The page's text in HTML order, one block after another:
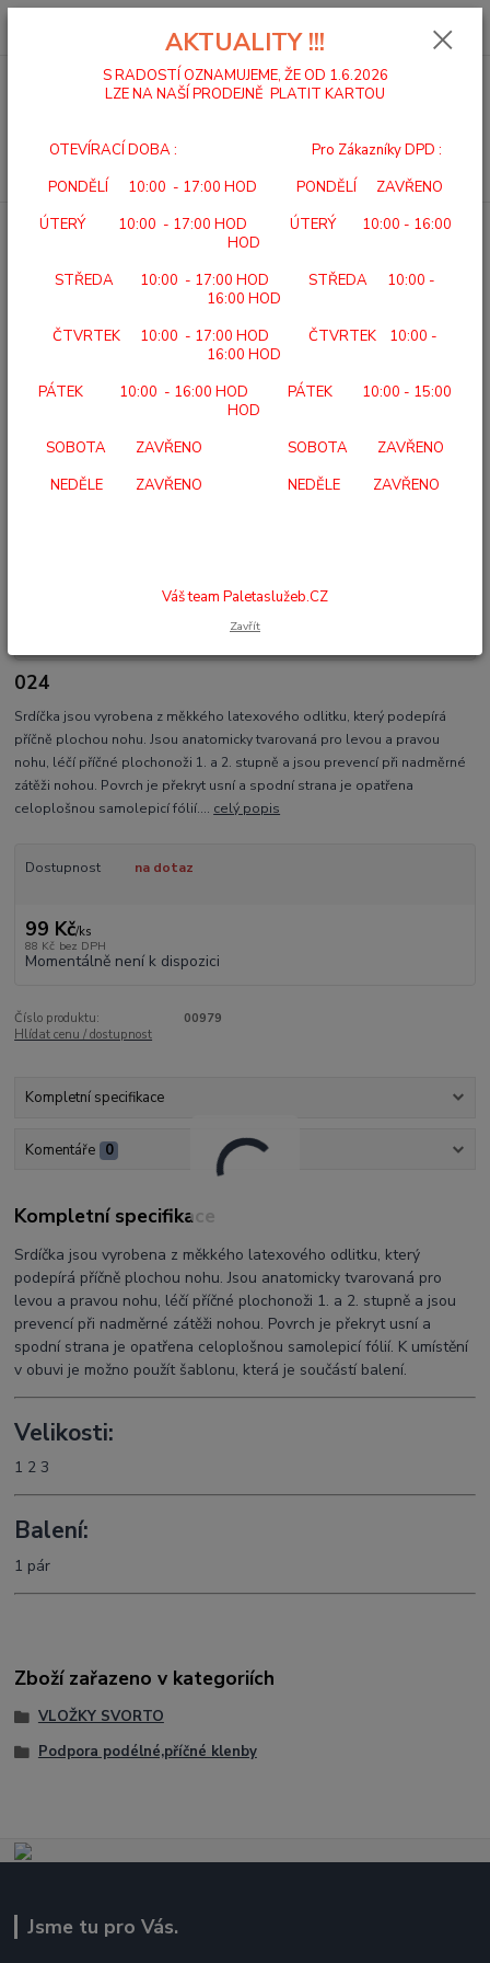
0,00 Kč
Úvod VLOŽKY SVORTO SRDÍČKA SAMOLEPICÍ L+P
SRDÍČKA SAMOLEPICÍ L+P
024
Srdíčka jsou vyrobena z měkkého latexového odlitku, který podepírá
příčně plochou nohu. Jsou anatomicky tvarovaná pro levou a pravou
nohu, léčí příčné plochonoži 1. a 2. stupně a jsou prevencí při nadměrné
zátěži nohou. Povrch je překryt usní a spodní strana je opatřena
celoplošnou samolepicí fólií.... celý popis
Dostupnost na dotaz
99 Kč/ks
88 Kč bez DPH
Momentálně není k dispozici
Číslo produktu:
00979
Hlídat cenu / dostupnost
Kompletní specifikace
Komentáře 0
Kompletní specifikace
Srdíčka jsou vyrobena z měkkého latexového odlitku, který
podepírá příčně plochou nohu. Jsou anatomicky tvarovaná pro
levou a pravou nohu, léčí příčné plochonoži 1. a 2. stupně a jsou
prevencí při nadměrné zátěži nohou. Povrch je překryt usní a
spodní strana je opatřena celoplošnou samolepicí fólií. K umístění
v obuvi je možno použít šablonu, která je součástí balení.
Velikosti:
1 2 3
Balení:
1 pár
Zboží zařazeno v kategoriích
VLOŽKY SVORTO
Podpora podélné,příčné klenby
Jsme tu pro Vás.
AKTUALITY !!!
S RADOSTÍ OZNAMUJEME, ŽE OD 1.6.2026
LZE NA NAŠÍ PRODEJNĚ PLATIT KARTOU
OTEVÍRACÍ DOBA : Pro Zákazníky DPD :
PONDĚLÍ 10:00 - 17:00 HOD PONDĚLÍ ZAVŘENO
ÚTERÝ 10:00 - 17:00 HOD ÚTERÝ 10:00 - 16:00
HOD
STŘEDA 10:00 - 17:00 HOD STŘEDA 10:00 -
16:00 HOD
ČTVRTEK 10:00 - 17:00 HOD ČTVRTEK 10:00 -
16:00 HOD
PÁTEK 10:00 - 16:00 HOD PÁTEK 10:00 - 15:00
HOD
SOBOTA ZAVŘENO SOBOTA ZAVŘENO
NEDĚLE ZAVŘENO NEDĚLE ZAVŘENO
Váš team Paletaslužeb.CZ
Zavřít